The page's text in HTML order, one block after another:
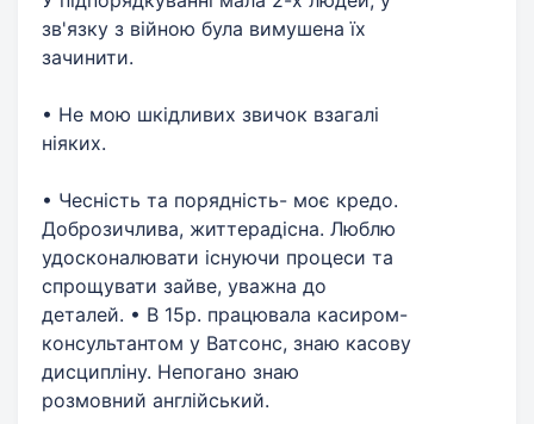
зв'язку з війною була вимушена їх
зачинити.
• Не мою шкідливих звичок взагалі
ніяких.
• Чесність та порядність- моє кредо.
Доброзичлива, життерадісна. Люблю
удосконалювати існуючи процеси та
спрощувати зайве, уважна до
деталей. • В 15р. працювала касиром-
консультантом у Ватсонс, знаю касову
дисципліну. Непогано знаю
розмовний англійський.